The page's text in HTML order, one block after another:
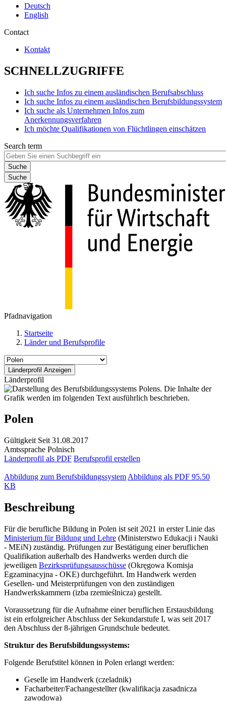
Deutsch
English
Contact
Kontakt
SCHNELLZUGRIFFE
Ich suche Infos zu einem ausländischen Berufsabschluss
Ich suche Infos zu einem ausländischen Berufsbildungssystem
Ich suche als Unternehmen Infos zum
Anerkennungsverfahren
Ich möchte Qualifikationen von Flüchtlingen einschätzen
Search term
Suche
Pfadnavigation
Startseite
Länder und Berufsprofile
Länderprofil
Polen
Gültigkeit Seit 31.08.2017
Amtssprache Polnisch
Länderprofil als PDF Berufsprofil erstellen
Abbildung zum Berufsbildungssystem Abbildung als PDF 95.50
KB
Beschreibung
Für die berufliche Bildung in Polen ist seit 2021 in erster Linie das
Ministerium für Bildung und Lehre (Ministerstwo Edukacji i Nauki
- MEiN) zuständig. Prüfungen zur Bestätigung einer beruflichen
Qualifikation außerhalb des Handwerks werden durch die
jeweiligen Bezirksprüfungsausschüsse (Okręgowa Komisja
Egzaminacyjna - OKE) durchgeführt. Im Handwerk werden
Gesellen- und Meisterprüfungen von den zuständigen
Handwerkskammern (izba rzemieślnicza) gestellt.
Voraussetzung für die Aufnahme einer beruflichen Erstausbildung
ist ein erfolgreicher Abschluss der Sekundarstufe I, was seit 2017
den Abschluss der 8-jährigen Grundschule bedeutet.
Struktur des Berufsbildungssystems:
Folgende Berufstitel können in Polen erlangt werden:
Geselle im Handwerk (czeladnik)
Facharbeiter/Fachangestellter (kwalifikacja zasadnicza
zawodowa)